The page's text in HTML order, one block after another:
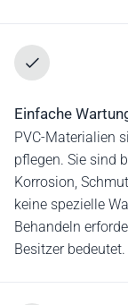
Einfache
PVC-Materialien
pflegen. Sie sind
Korrosion,
keine spezielle
Behandeln
Besitzer bedeutet.